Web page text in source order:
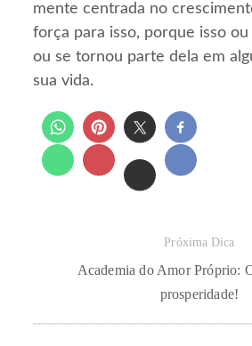
mente centrada no
força para isso, porque isso
ou se tornou parte dela em
sua vida.
Próxima Dica
Academia do Amor Próprio:
prosperidade!